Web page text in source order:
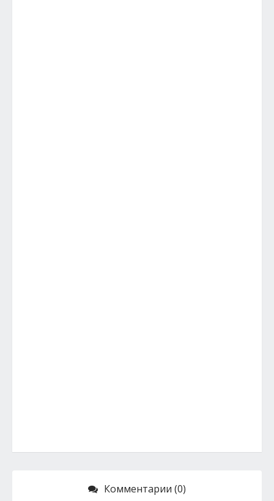
Комментарии (0)